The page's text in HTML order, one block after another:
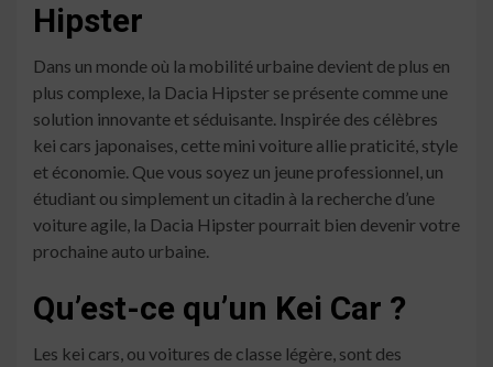
Hipster
Dans un monde où la mobilité urbaine devient de plus en
plus complexe, la Dacia Hipster se présente comme une
solution innovante et séduisante. Inspirée des célèbres
kei cars japonaises, cette mini voiture allie praticité, style
et économie. Que vous soyez un jeune professionnel, un
étudiant ou simplement un citadin à la recherche d’une
voiture agile, la Dacia Hipster pourrait bien devenir votre
prochaine auto urbaine.
Qu’est-ce qu’un Kei Car ?
Les kei cars, ou voitures de classe légère, sont des